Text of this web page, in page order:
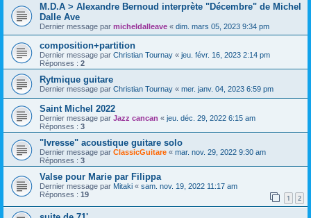
M.D.A > Alexandre Bernoud interprète "Décembre" de Michel
Dalle Ave
Dernier message par micheldalleave « dim. mars 05, 2023 9:34 pm
composition+partition
Dernier message par Christian Tournay « jeu. févr. 16, 2023 2:14 pm
Réponses : 2
Rytmique guitare
Dernier message par Christian Tournay « mer. janv. 04, 2023 6:59 pm
Saint Michel 2022
Dernier message par Jazz cancan « jeu. déc. 29, 2022 6:15 am
Réponses : 3
"Ivresse" acoustique guitare solo
Dernier message par ClassicGuitare « mar. nov. 29, 2022 9:30 am
Réponses : 3
Valse pour Marie par Filippa
Dernier message par Mitaki « sam. nov. 19, 2022 11:17 am
Réponses : 19 1 2